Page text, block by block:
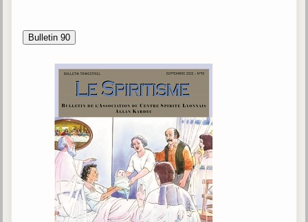
Vidéos courtes de Divaldo
Liens spirites
Centres spirites
Belgique, Lux. et Canada
Bulletin 90